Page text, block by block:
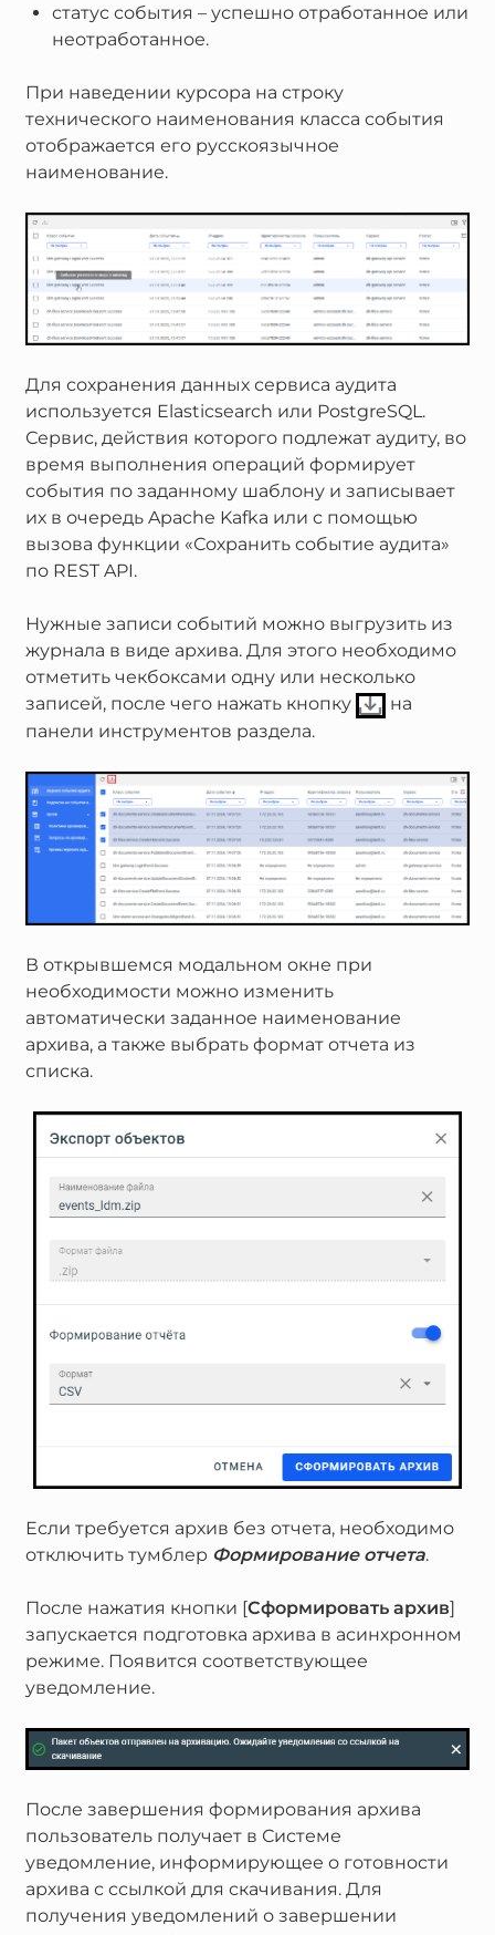
статус события – успешно отработанное или
неотработанное.
При наведении курсора на строку
технического наименования класса события
отображается его русскоязычное
наименование.
Для сохранения данных сервиса аудита
используется Elasticsearch или PostgreSQL.
Сервис, действия которого подлежат аудиту, во
время выполнения операций формирует
события по заданному шаблону и записывает
их в очередь Apache Kafka или с помощью
вызова функции «Сохранить событие аудита»
по REST API.
Нужные записи событий можно выгрузить из
журнала в виде архива. Для этого необходимо
отметить чекбоксами одну или несколько
записей, после чего нажать кнопку
на
панели инструментов раздела.
В открывшемся модальном окне при
необходимости можно изменить
автоматически заданное наименование
архива, а также выбрать формат отчета из
списка.
Если требуется архив без отчета, необходимо
отключить тумблер Формирование отчета.
После нажатия кнопки [Сформировать архив]
запускается подготовка архива в асинхронном
режиме. Появится соответствующее
уведомление.
После завершения формирования архива
пользователь получает в Системе
уведомление, информирующее о готовности
архива с ссылкой для скачивания. Для
получения уведомлений о завершении